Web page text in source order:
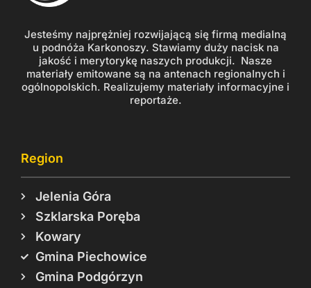
Jesteśmy najprężniej rozwijającą się firmą medialną
u podnóża Karkonoszy. Stawiamy duży nacisk na
jakość i merytorykę naszych produkcji. Nasze
materiały emitowane są na antenach regionalnych i
ogólnopolskich. Realizujemy materiały informacyjne i
reportaże.
Region
Jelenia Góra
Szklarska Poręba
Kowary
Gmina Piechowice
Gmina Podgórzyn